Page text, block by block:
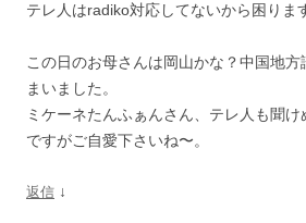
テレ人はradiko対応してないから困りま
この日のお母さんは岡山かな？中国地
まいました。
ミケーネたんふぁんさん、テレ人も聞け
ですがご自愛下さいね〜。
返信 ↓